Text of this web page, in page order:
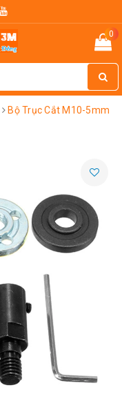
0
Bộ Trục Cắt M10-5mm